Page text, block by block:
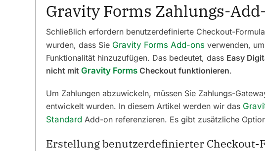
Gravity Forms Zahlungs-
Schließlich erfordern benutzerdefinierte Checkout-
wurden, dass Sie Gravity Forms Add-ons verwenden,
Funktionalität hinzuzufügen. Das bedeutet, dass Easy
nicht mit Gravity Forms Checkout funktionieren.
Um Zahlungen abzuwickeln, müssen Sie Zahlungs-
entwickelt wurden. In diesem Artikel werden wir das
Standard Add-on referenzieren. Es gibt zusätzliche
Erstellung benutzerdefinierter Checkout-